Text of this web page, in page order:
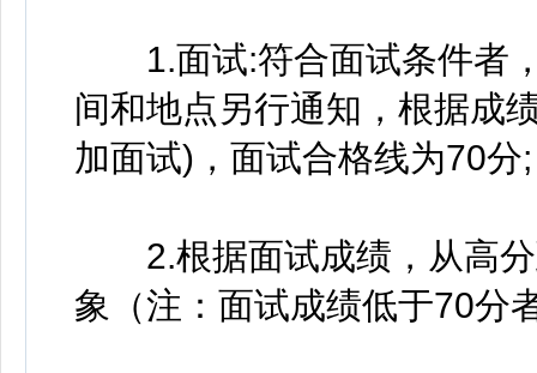
1.面试:符合面试条件者，
间和地点另行通知，根据成
加面试)，面试合格线为70分;
2.根据面试成绩，从高分
象（注：面试成绩低于70分